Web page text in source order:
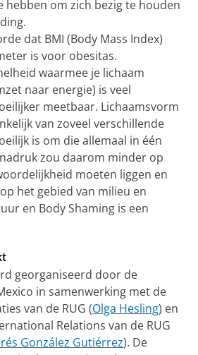
hebben om zich bezig te houden
dat BMI (Body Mass Index)
is voor obesitas.
waarmee je lichaam
naar energie) is veel
meetbaar. Lichaamsvorm
van zoveel verschillende
is om die allemaal in één
zou daarom minder op
moeten liggen en
het gebied van milieu en
en Body Shaming is een
georganiseerd door de
in samenwerking met de
van de RUG (Olga Hesling) en
Relations van de RUG
González Gutiérrez). De